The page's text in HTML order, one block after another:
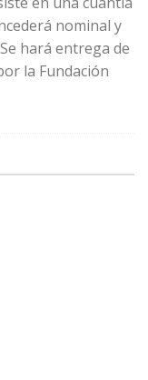
nominal y
hará entrega de
la Fundación